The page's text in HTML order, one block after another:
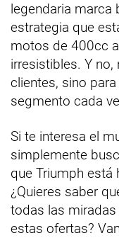
legendaria marca
estrategia que
motos de 400cc
irresistibles. Y
clientes, sino
segmento cada
Si te interesa el
simplemente
que Triumph está
¿Quieres saber
todas las
estas ofertas?